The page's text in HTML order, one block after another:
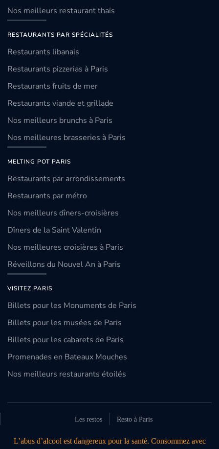
Nos meilleurs restaurant thaïs
RESTAURANTS PAR SPÉCIALITÉS
Restaurants libanais
Restaurants pizzerias à Paris
Restaurants fruits de mer
Restaurants viande et grillade
Nos meilleurs brunchs à Paris
Nos meilleures brasseries à Paris
MELTING POT PARIS
Restaurants par arrondissements
Restaurants par métro
Nos meilleurs dîners-croisières
Dîners de la Saint Valentin
Nos meilleures croisières à Paris
Réveillons du Nouvel An à Paris
VISITEZ PARIS
Billets pour les Monuments de Paris
Billets pour les musées de Paris
Billets pour les cabarets de Paris
Promenades en Bateaux Mouches
Nos meilleurs restaurants étoilés
Les restos Resto à Paris
L’abus d’alcool est dangereux pour la santé. Consommez avec